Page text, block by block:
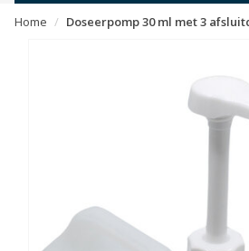
Home Doseerpomp 30 ml met 3